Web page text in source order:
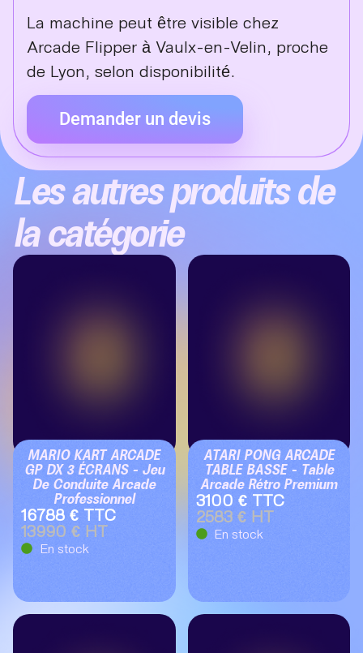
La machine peut être visible chez
Arcade Flipper à Vaulx-en-Velin, proche
de Lyon, selon disponibilité.
Demander un devis
Les autres produits de
la catégorie
MARIO KART ARCADE
GP DX 3 ÉCRANS – Jeu
De Conduite Arcade
Professionnel
16788 € TTC
13990 € HT
En stock
ATARI PONG ARCADE
TABLE BASSE – Table
Arcade Rétro Premium
3100 € TTC
2583 € HT
En stock